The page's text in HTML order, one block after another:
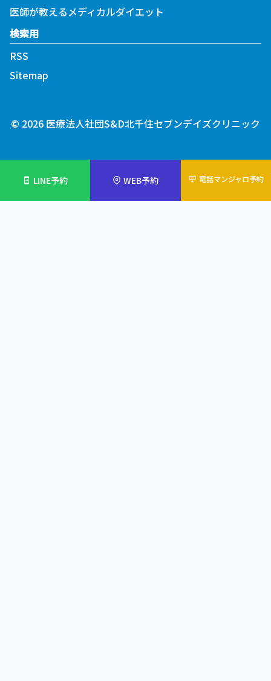
医師が教えるメディカルダイエット
検索用
RSS
Sitemap
© 2026 医療法人社団S&D北千住セブンデイズクリニック
LINE予約 WEB予約 電話マンジャロ予約